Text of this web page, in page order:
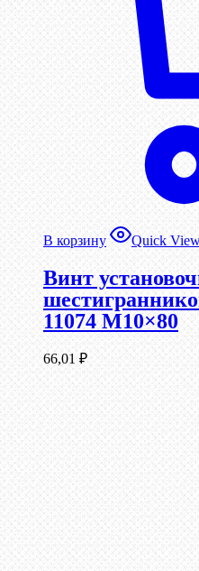
В корзину Quick
Винт
11074 М10×80
66,01 ₽